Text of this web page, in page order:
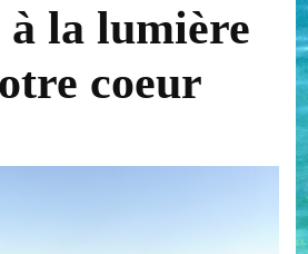
la lumière
coeur